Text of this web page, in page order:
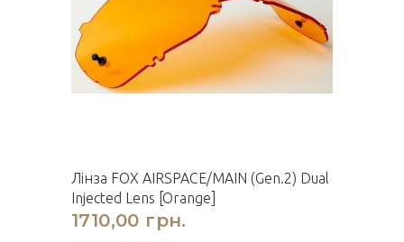
Лінза FOX AIRSPACE/MAIN (Gen.2) Dual
Injected Lens [Orange]
1710,00 грн.